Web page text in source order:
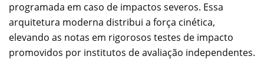
programada em caso de impactos severos. Essa
arquitetura moderna distribui a força cinética,
elevando as notas em rigorosos testes de impacto
promovidos por institutos de avaliação independentes.